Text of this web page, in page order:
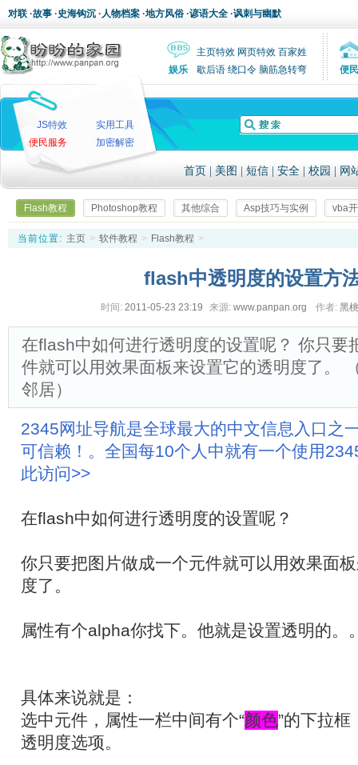
对联 ·故事 ·史海钩沉 ·人物档案 ·地方风俗 ·谚语大全 ·讽刺与幽默
主页特效 网页特效 百家姓
娱乐
歇后语 绕口令 脑筋急转弯 便民
JS特效
实用工具
便民服务
加密解密
首页 美图 短信 安全 校园 网
Flash教程 Photoshop教程 其他综合 Asp技巧与实例 vba
当前位置: 主页 > 软件教程 > Flash教程 >
flash中透明度的设置方
时间: 2011-05-23 23:19 来源: www.panpan.org 作者: 黑
在flash中如何进行透明度的设置呢？ 你只要
件就可以用效果面板来设置它的透明度了。
邻居）
2345网址导航是全球最大的中文信息入口之
可信赖！。全国每10个人中就有一个使用
此访问>>
在flash中如何进行透明度的设置呢？
你只要把图片做成一个元件就可以用效果面
度了。
属性有个alpha你找下。他就是设置透明的。
具体来说就是：
选中元件，属性一栏中间有个“颜色”的下拉框
透明度选项。